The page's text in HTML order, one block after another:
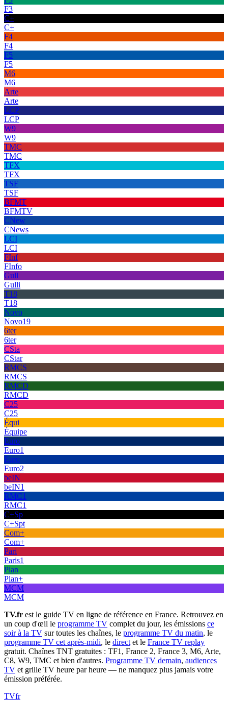
F3
C+
C+
F4
F4
F5
F5
M6
M6
Arte
Arte
LCP
LCP
W9
W9
TMC
TMC
TFX
TFX
TSF
TSF
BFMT
BFMTV
CNew
CNews
LCI
LCI
FInf
FInfo
Gull
Gulli
T18
T18
Novo
Novo19
6ter
6ter
CSta
CStar
RMCS
RMCS
RMCD
RMCD
C25
C25
Équi
Équipe
Euro
Euro1
Euro
Euro2
beIN
beIN1
RMC1
RMC1
C+Sp
C+Spt
Com+
Com+
Pari
Paris1
Plan
Plan+
MCM
MCM
TV.fr est le guide TV en ligne de référence en France. Retrouvez en
un coup d'œil le programme TV complet du jour, les émissions ce
soir à la TV sur toutes les chaînes, le programme TV du matin, le
programme TV cet après-midi, le direct et le France TV replay
gratuit. Chaînes TNT gratuites : TF1, France 2, France 3, M6, Arte,
C8, W9, TMC et bien d'autres. Programme TV demain, audiences
TV et grille TV heure par heure — ne manquez plus jamais votre
émission préférée.
TVfr